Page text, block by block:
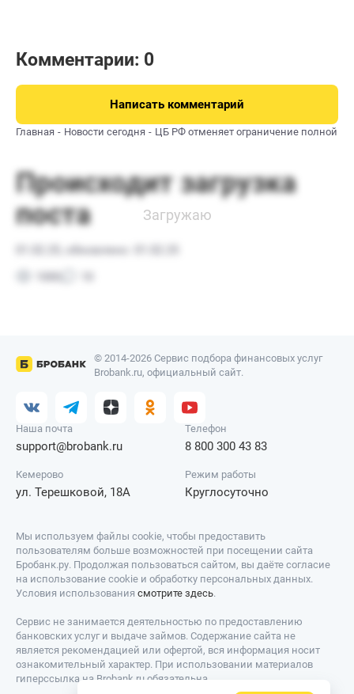
Комментарии: 0
Написать комментарий
Главная Новости сегодня ЦБ РФ отменяет ограничение полной
© 2014-2026 Сервис подбора финансовых услуг
Brobank.ru, официальный сайт.
Наша почта
support@brobank.ru
Телефон
8 800 300 43 83
Кемерово
ул. Терешковой, 18А
Режим работы
Круглосуточно
Мы используем файлы cookie, чтобы предоставить
пользователям больше возможностей при посещении сайта
Бробанк.ру. Продолжая пользоваться сайтом, вы даёте согласие
на использование cookie и обработку персональных данных.
Условия использования смотрите здесь.
Сервис не занимается деятельностью по предоставлению
банковских услуг и выдаче займов. Содержание сайта не
является рекомендацией или офертой, вся информация носит
ознакомительный характер. При использовании материалов
гиперссылка на Brobank.ru обязательна.